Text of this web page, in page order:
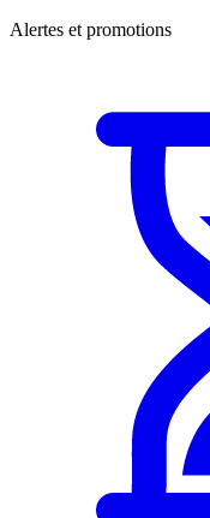
Alertes et promotions